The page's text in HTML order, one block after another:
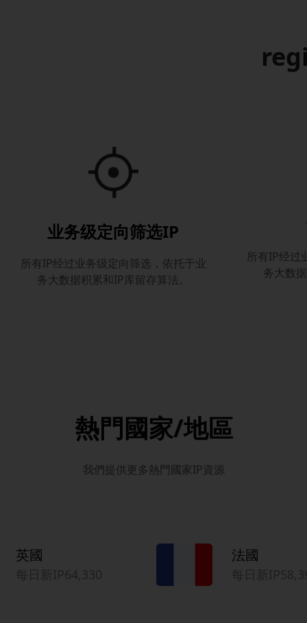
业务级定向筛选IP
所有IP经过业务级定向筛选，依托于业
务大数据积累和IP库留存算法。
所有IP经过
务大数
熱門國家/地區
我們提供更多熱門國家IP資源
英國 法國